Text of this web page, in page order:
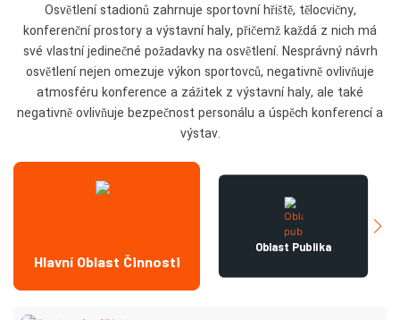
Osvětlení stadionů zahrnuje sportovní hřiště, tělocvičny,
konferenční prostory a výstavní haly, přičemž každá z nich má
své vlastní jedinečné požadavky na osvětlení. Nesprávný návrh
osvětlení nejen omezuje výkon sportovců, negativně ovlivňuje
atmosféru konference a zážitek z výstavní haly, ale také
negativně ovlivňuje bezpečnost personálu a úspěch konferencí a
výstav.
Hlavní Oblast Činnosti
Oblast Publika